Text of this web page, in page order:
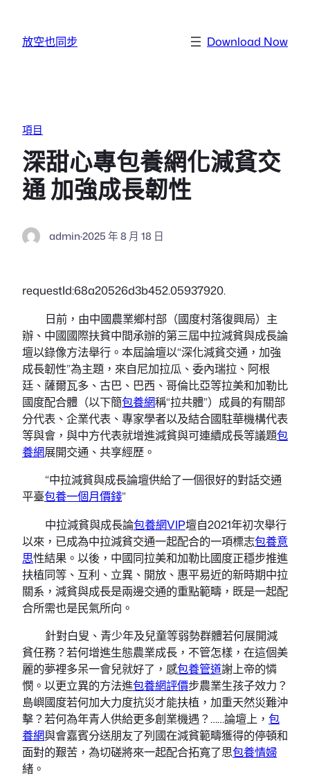
放空也同步 Download Now
項目
深甜心專包養網化減貧交
通 加強成長韌性
admin·2025 年 8 月 18 日
requestId:68a20526d3b452.05937920.
日前，由中國農業鄉村部（國度村落復興局）主
辦、中國國際扶貧中間承辦的第三屆中拉減貧與成長論
壇以錄像方法舉行。本屆論壇以“深化減貧交通，加強
成長韌性”為主題，來自尼加拉瓜、委內瑞拉、阿根
廷、薩爾瓦多、古巴、巴西、哥倫比亞等拉美和加勒比
國度配合體（以下簡包養網稱“拉共體”）成員的有關部
分代表、企業代表、專家學者以及結合國駐華機構代表
等與會，與中方代表就增進減貧與可連續成長等議題包
養網展開交通、共享經歷。
“中拉減貧與成長論壇供給了一個很好的對話交通
平臺包養一個月價錢”
中拉減貧與成長論包養網VIP壇自2021年初次舉行
以來，已成為中拉減貧交通一起配合的一項標志包養意
思性結果。以後，中國同拉美和加勒比國度正穩步推進
扶植同等、互利、立異、開放、惠平易近的新時期中拉
關系，減貧與成長是兩邊交通的重點範疇，既是一起配
合所需也是民氣所向。
針對白叟、青少年及兒童等弱勢群體若何展開減
貧任務？若何增進生態農業成長，不管怎樣，在這個美
麗的夢裡多呆一會兒就好了，感包養管道謝上帝的憐
憫。以更立異的方法進包養網評價步農業生孩子效力？
島嶼國度若何加大力度抗災才能扶植，加重天然災難沖
擊？若何為年青人供給更多創業機遇？……論壇上， 包
養網與會嘉賓分送朋友了列國在減貧範疇獲得的停頓和
面對的艱苦，為切磋將來一起配合拓寬了思包養情婦
緒。